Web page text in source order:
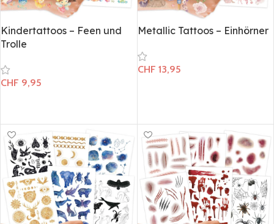
Kindertattoos – Feen und
Trolle
CHF 9,95
Metallic Tattoos – Einhörner
CHF 13,95